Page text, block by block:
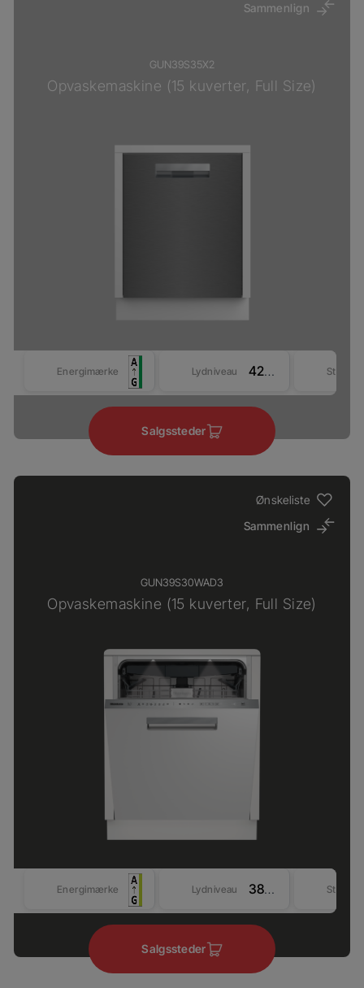
Sammenlign
GUN39S35X2
Opvaskemaskine (15 kuverter, Full Size)
Energimærke Lydniveau 42 dBA
Salgssteder
Ønskeliste
Sammenlign
GUN39S30WAD3
Opvaskemaskine (15 kuverter, Full Size)
Energimærke Lydniveau 38 dBA
Salgssteder